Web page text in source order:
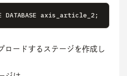
DATABASE axis_article_2;
ロードするステージを作成し